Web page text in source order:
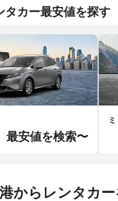
タカー最安値を探す
最安値を検索〜
からレンタカ